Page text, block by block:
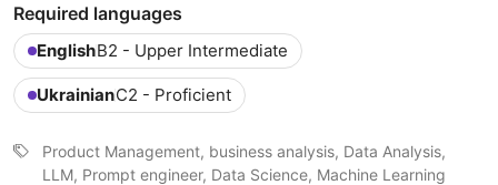
Required languages
EnglishB2 - Upper Intermediate
UkrainianC2 - Proficient
Product Management, business analysis, Data Analysis,
LLM, Prompt engineer, Data Science, Machine Learning